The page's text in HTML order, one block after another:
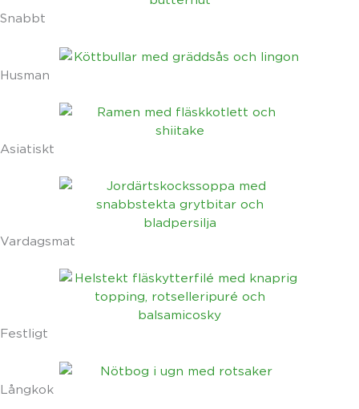
Snabbt
Husman
Asiatiskt
Vardagsmat
Festligt
Långkok